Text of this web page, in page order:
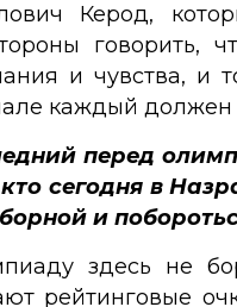
Керод,
и чувства,
каждый должен
перед
сегодня в
и
здесь не
рейтинговые